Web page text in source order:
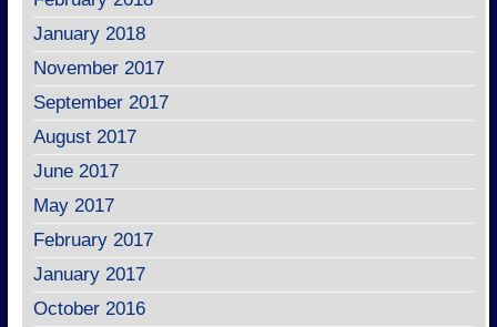
January 2018
November 2017
September 2017
August 2017
June 2017
May 2017
February 2017
January 2017
October 2016